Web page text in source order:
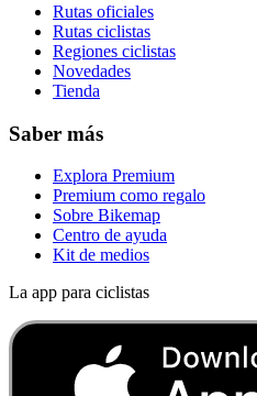
Rutas oficiales
Rutas ciclistas
Regiones ciclistas
Novedades
Tienda
Saber más
Explora Premium
Premium como regalo
Sobre Bikemap
Centro de ayuda
Kit de medios
La app para ciclistas